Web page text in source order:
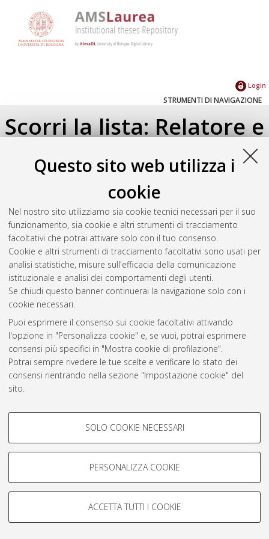
Questo sito web utilizza i
cookie
Nel nostro sito utilizziamo sia cookie tecnici necessari per il suo
funzionamento, sia cookie e altri strumenti di tracciamento
facoltativi che potrai attivare solo con il tuo consenso.
Cookie e altri strumenti di tracciamento facoltativi sono usati per
analisi statistiche, misure sull'efficacia della comunicazione
istituzionale e analisi dei comportamenti degli utenti.
Se chiudi questo banner continuerai la navigazione solo con i
cookie necessari.
Puoi esprimere il consenso sui cookie facoltativi attivando
l'opzione in "Personalizza cookie" e, se vuoi, potrai esprimere
consensi più specifici in "Mostra cookie di profilazione".
Potrai sempre rivedere le tue scelte e verificare lo stato dei
consensi rientrando nella sezione "Impostazione cookie" del
sito.
COOKIE DI PROFILAZIONE -
Si tratta di cookie utilizzati per analizzare le caratteristiche della
navigazione degli utenti, creare profili in base al loro comportamento
Mostra cookie di profilazione
COOKIE TECNICI - NECESSARI
SOLO COOKIE NECESSARI
PERSONALIZZA COOKIE
ACCETTA TUTTI I COOKIE
Login
STRUMENTI DI NAVIGAZIONE
Scorri la lista: Relatore e
Correlatore
Seleziona un valore dall'elenco sottostante.
2018(2)
2017(7)
2016 (1)
Atom
Rss 1.0
Rss 2.0
AMS Laurea
Servizio implementato e gestito da AlmaDL
Informativa sulla privacy
Condizioni d’uso del sito
© ALMA MATER STUDIORUM - Università di Bologna, 2007-2026.